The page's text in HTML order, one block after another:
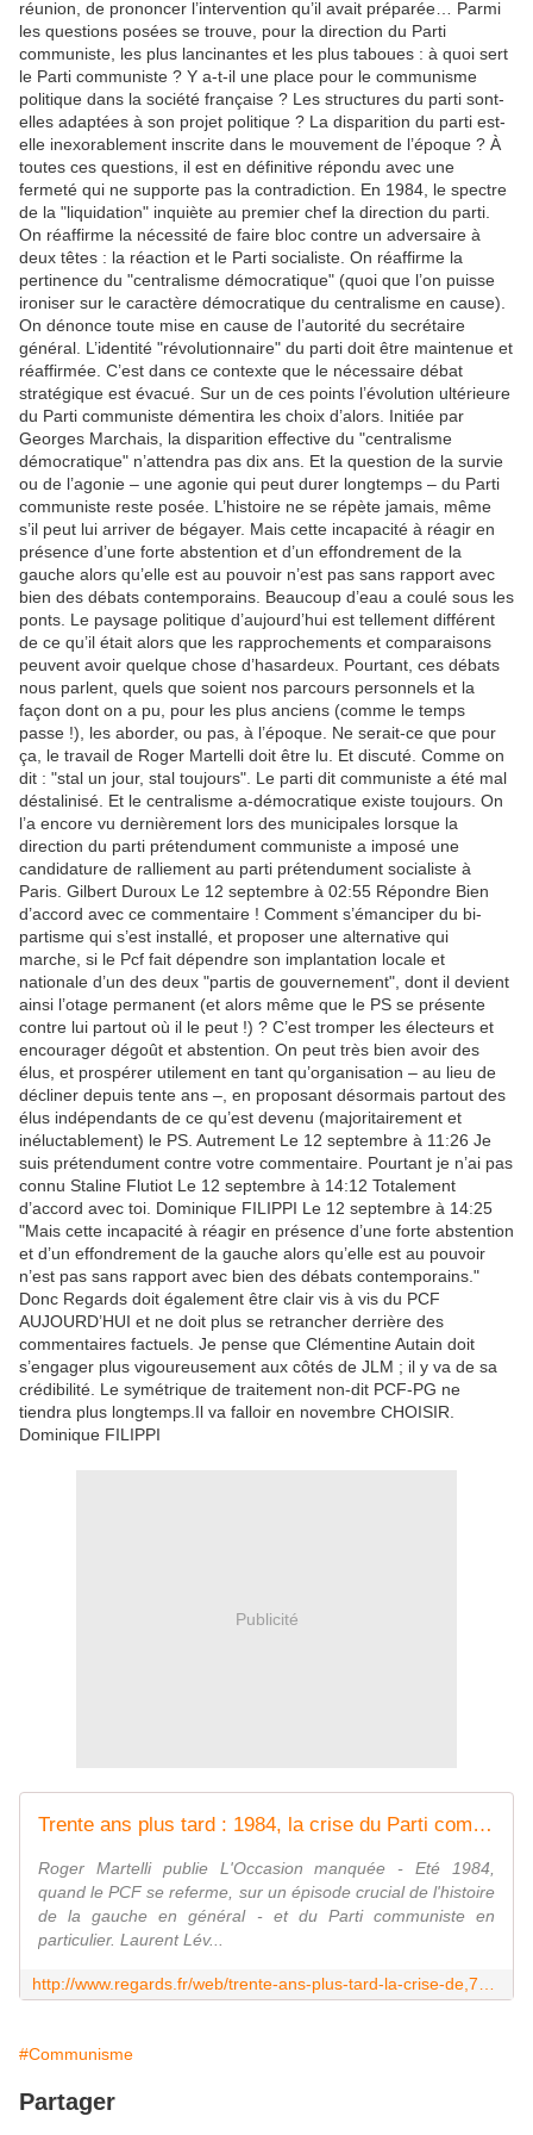
Publicité
Trente ans plus tard : 1984, la crise du Parti communiste français
Roger Martelli publie L'Occasion manquée - Eté 1984,
quand le PCF se referme, sur un épisode crucial de l'histoire
de la gauche en général - et du Parti communiste en
particulier. Laurent Lév...
#Communisme
Partager